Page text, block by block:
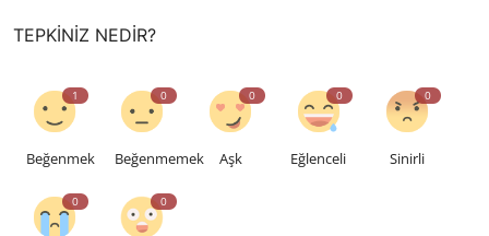
TEPKINIZ NEDIR?
1
Beğenmek
0
Beğenmemek
0
Aşk
0
Eğlenceli
0
Sinirli
0 0